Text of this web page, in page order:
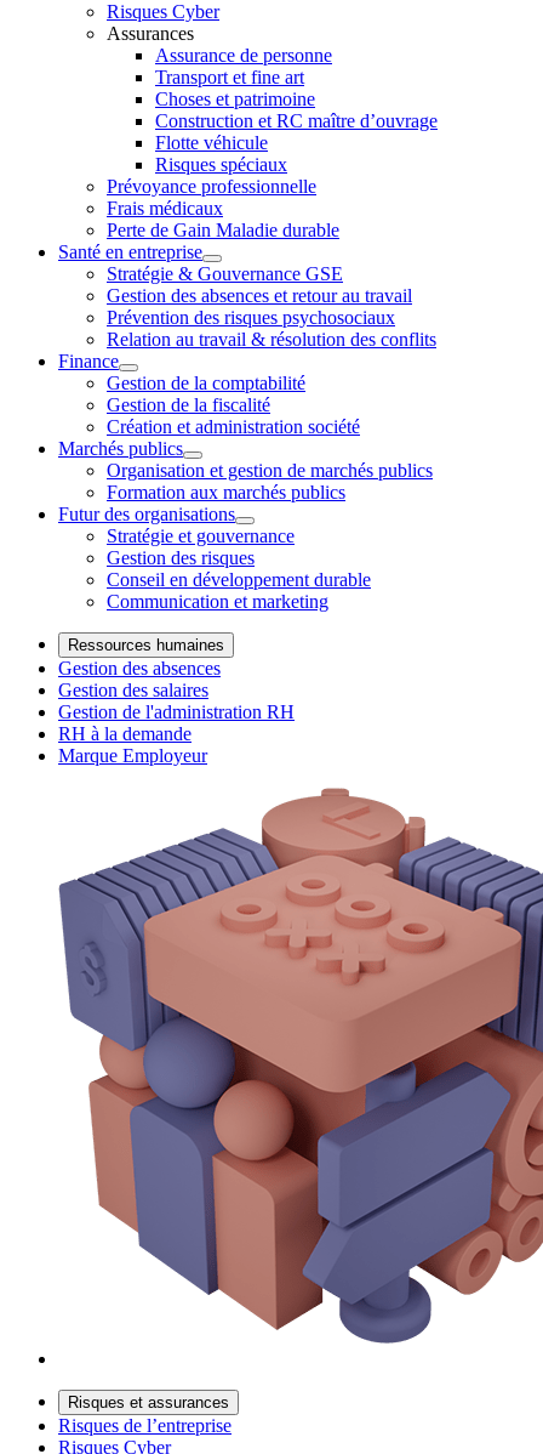
Risques Cyber
Assurances
Assurance de personne
Transport et fine art
Choses et patrimoine
Construction et RC maître d’ouvrage
Flotte véhicule
Risques spéciaux
Prévoyance professionnelle
Frais médicaux
Perte de Gain Maladie durable
Santé en entreprise
Stratégie & Gouvernance GSE
Gestion des absences et retour au travail
Prévention des risques psychosociaux
Relation au travail & résolution des conflits
Finance
Gestion de la comptabilité
Gestion de la fiscalité
Création et administration société
Marchés publics
Organisation et gestion de marchés publics
Formation aux marchés publics
Futur des organisations
Stratégie et gouvernance
Gestion des risques
Conseil en développement durable
Communication et marketing
Ressources humaines
Gestion des absences
Gestion des salaires
Gestion de l'administration RH
RH à la demande
Marque Employeur
Risques et assurances
Risques de l’entreprise
Risques Cyber